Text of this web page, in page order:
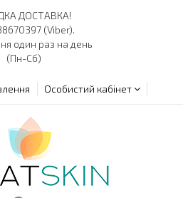
ДОСТАВКА!
(Viber).
один раз на день
(Пн-Сб)
Особистий кабінет